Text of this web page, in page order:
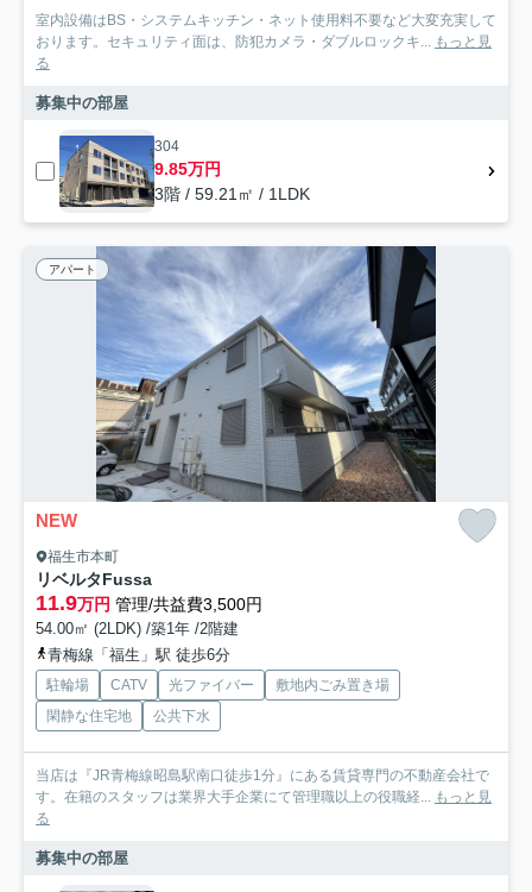
室内設備はBS・システムキッチン・ネット使用料不要など大変充実して
おります。セキュリティ面は、防犯カメラ・ダブルロックキ... もっと見
る
募集中の部屋
304
9.85万円
3階 / 59.21㎡ / 1LDK
アパート
NEW
福生市本町
リベルタFussa
11.9万円 管理/共益費3,500円
54.00㎡ (2LDK) /築1年 /2階建
青梅線「福生」駅 徒歩6分
駐輪場 CATV 光ファイバー
敷地内ごみ置き場
閑静な住宅地
公共下水
当店は『JR青梅線昭島駅南口徒歩1分』にある賃貸専門の不動産会社で
す。在籍のスタッフは業界大手企業にて管理職以上の役職経... もっと見
る
募集中の部屋